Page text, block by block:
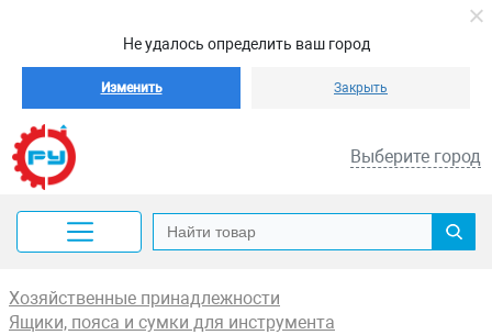
Не удалось определить ваш город
Изменить Закрыть
Выберите город
Хозяйственные принадлежности
Ящики, пояса и сумки для инструмента